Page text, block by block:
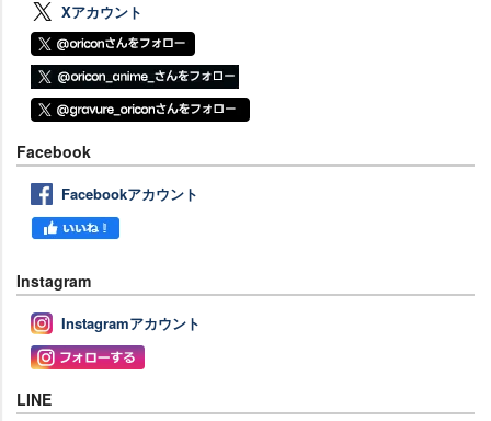
Xアカウント
Facebook
Facebookアカウント
Instagram
Instagramアカウント
LINE